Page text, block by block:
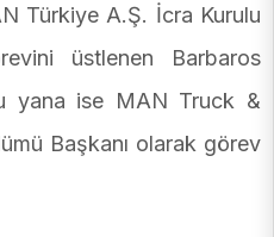
Türkiye A.Ş. İcra Kurulu
üstlenen Barbaros
yana ise MAN Truck &
Başkanı olarak görev